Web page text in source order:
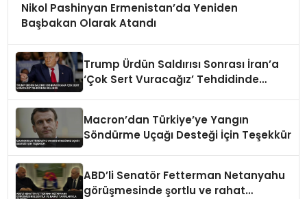
Nikol Pashinyan Ermenistan’da Yeniden
Başbakan Olarak Atandı
Trump Ürdün Saldırısı Sonrası İran’a
‘Çok Sert Vuracağız’ Tehdidinde
Macron’dan Türkiye’ye Yangın
Söndürme Uçağı Desteği İçin Teşekkür
ABD’li Senatör Fetterman Netanyahu
görüşmesinde şortlu ve rahat